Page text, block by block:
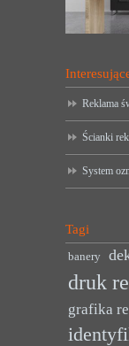
Reklama
Ścianki
System
Tagi
banery
druk
grafika